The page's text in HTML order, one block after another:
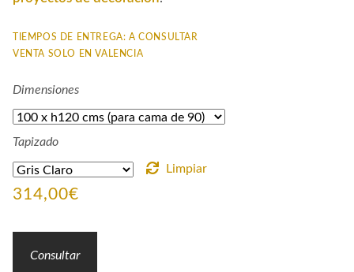
TIEMPOS DE ENTREGA: A CONSULTAR
VENTA SOLO EN VALENCIA
Dimensiones
Tapizado
Limpiar
314,00€
Consultar